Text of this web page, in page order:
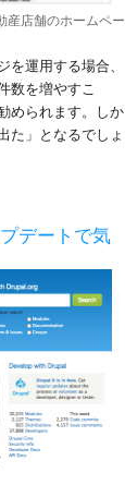
産店舗のホームペー
を運用する場合、
数を増やすこ
められます。
しか
た」となるでしょ
デートで気